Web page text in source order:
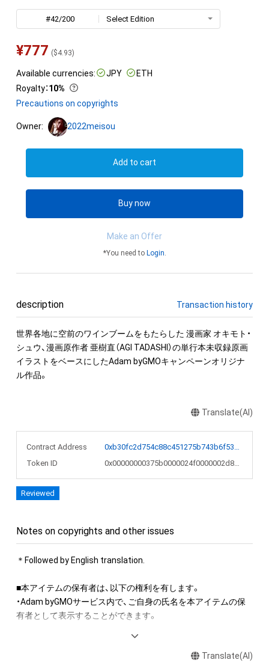
#42/200 Select Edition
¥777 ($4.93)
Available currencies: JPY
ETH
Royalty：10%
Precautions on copyrights
Owner: 2022meisou
Add to cart
Buy now
Make an Offer
*You need to Login.
description Transaction history
世界各地に空前のワインブームをもたらした 漫画家 オキモト・
シュウ、漫画原作者 亜樹直（AGI TADASHI）の単行本未収録原画
イラストをベースにしたAdam byGMOキャンペーンオリジナ
ル作品。
Translate(AI)
Contract Address
0xb30fc2d754c88c451275b743b6f530f19f643683
Token ID
0x00000000375b0000024f0000002d8d35
Reviewed
Notes on copyrights and other issues
＊Followed by English translation.
■本アイテムの保有者は、以下の権利を有します。
・Adam byGMOサービス内で、ご自身の氏名を本アイテムの保
有者として表示することができます。
Translate(AI)